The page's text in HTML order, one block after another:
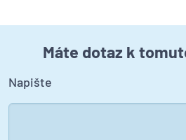
Máte dotaz k
Napište